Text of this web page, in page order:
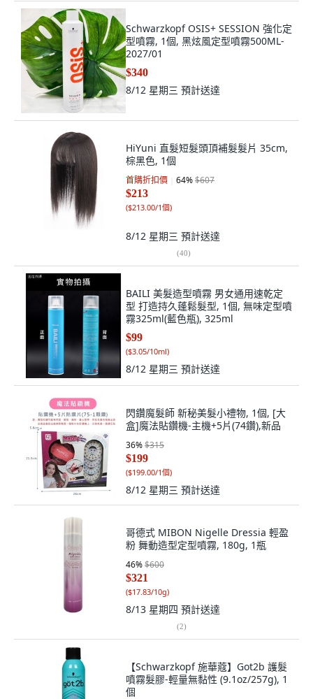
Schwarzkopf OSIS+ SESSION 強化定
型噴霧, 1個, 黑炫風定型噴霧500ML-
2027/01
$340
8/12 星期三 預計送達
HiYuni 直髮短髮頭頂補髮髮片 35cm,
棕黑色, 1個
首購折扣價 64%$607
$213
($213.00/1個)
8/12 星期三 預計送達
(40)
BAILI 美髮造型噴霧 男女通用速乾定
型 打造持久蓬鬆髮型, 1個, 無味定型噴
霧325ml(藍色瓶), 325ml
$99
($3.05/10ml)
8/12 星期三 預計送達
閃鑽魔髮師 新秘美髮小禮物, 1個, [大
盒]魔法貼鑽機-主機+5片(74鑽),新品
36%$315
$199
($199.00/1個)
8/12 星期三 預計送達
哥德式 MIBON Nigelle Dressia 輕盈
粉 舞動造型定型噴霧, 180g, 1瓶
46%$600
$321
($17.83/10g)
8/13 星期四 預計送達
(2)
【Schwarzkopf 施華蔻】Got2b 護髮
噴霧髮膠-輕量無黏性 (9.1oz/257g), 1
個